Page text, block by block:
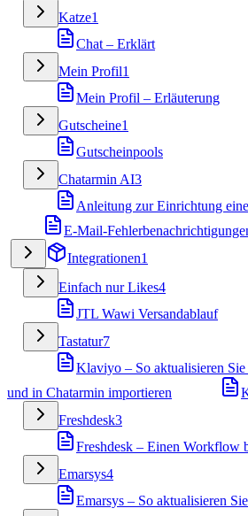
Katze1
Chat – Erklärt
Mein Profil1
Mein Profil – Erläuterung
Gutscheine1
Gutscheinpools
Chatarmin AI3
Anleitung zur Einrichtung
E-Mail-
Integrationen1
Einfach nur Likes4
JTL Wawi Versandablauf
Tastatur7
Klaviyo – So aktualisieren Sie
und in Chatarmin importieren
Freshdesk3
Freshdesk – Einen Workflow
Emarsys4
Emarsys – So aktualisieren